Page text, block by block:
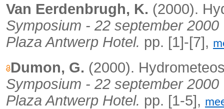
Van Eerdenbrugh, K. (2000).
Symposium - 22 september
Plaza Antwerp Hotel. pp. [1]-[7],
Dumon, G. (2000).
Symposium - 22 september
Plaza Antwerp Hotel. pp. [1-5],